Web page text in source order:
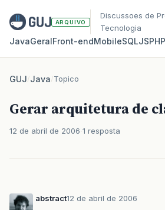
ARQUIVO
Discussoes de
Tecnologia
JavaGeralFront‑endMobileSQLJSPHP
GUJ/Java/Topico
Gerar arquitetura de
12 de abril de 2006 1 resposta
abstract12 de abril de 2006